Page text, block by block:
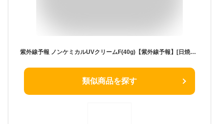
紫外線予報 ノンケミカルUVクリームF(40g)【紫外線予報】[日焼け止め]
類似商品を探す